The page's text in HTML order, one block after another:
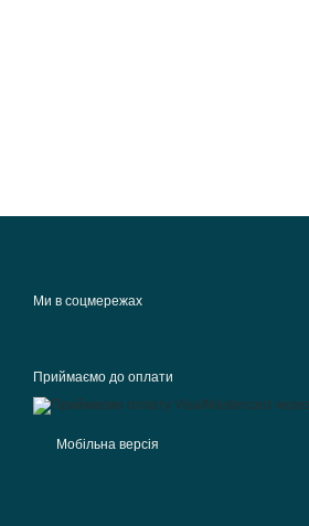
Ми в соцмережах
Приймаємо до оплати
Мобільна версія